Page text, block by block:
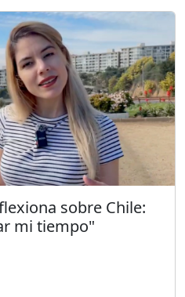
sobre Chile:
mi tiempo"